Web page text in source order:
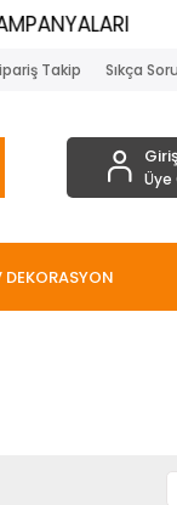
Takip Sıkça
Üye
DEKORASYON